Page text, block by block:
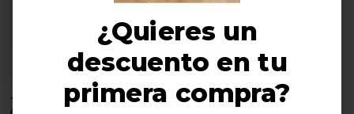
Tape 3D BeastOut | Tape
10 % de
Descuento
¿Quieres un
descuento en tu
primera compra?